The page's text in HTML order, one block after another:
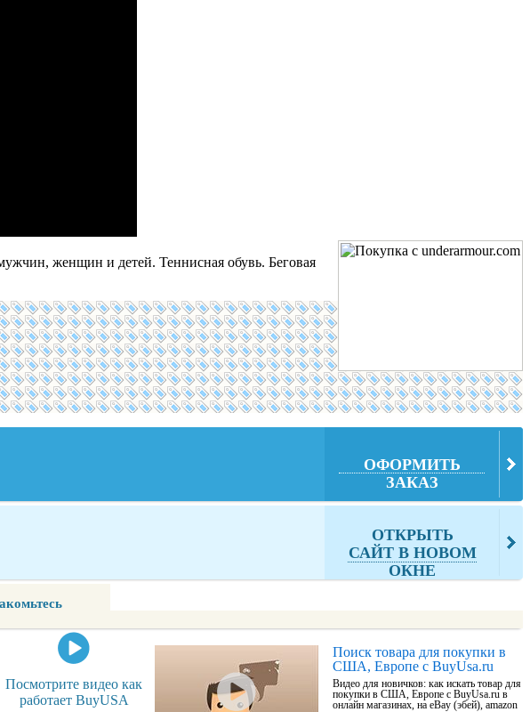
женщин и детей. Теннисная обувь. Беговая
ОФОРМИТЬ
ЗАКАЗ
ОТКРЫТЬ
САЙТ В НОВОМ
ОКНЕ
Посмотрите видео как
работает BuyUSA
Поиск товара для покупки в
США, Европе с BuyUsa.ru
Видео для новичков: как искать товар для
покупки в США, Европе с BuyUsa.ru в
онлайн магазинах, на eBay (эбей), amazon